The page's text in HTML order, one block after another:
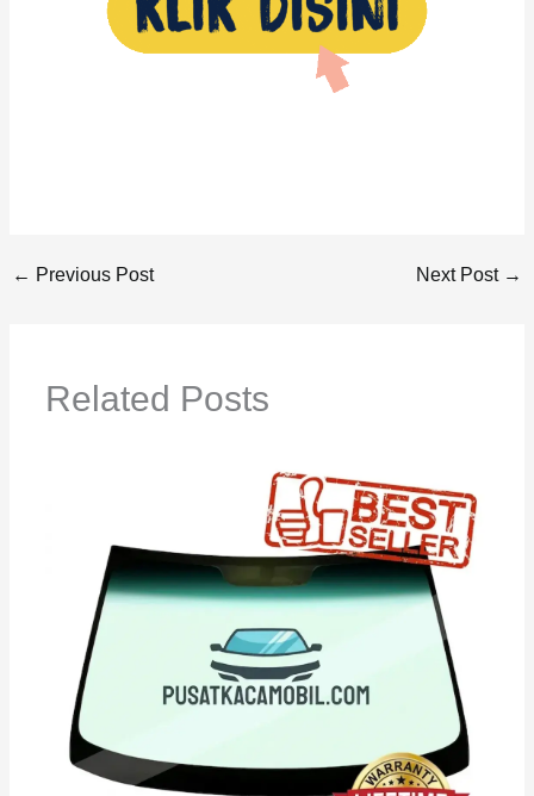
← Previous Post Next Post →
Related Posts